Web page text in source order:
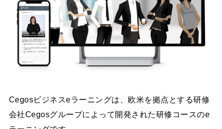
Cegosビジネスeラーニングは、欧米を拠点とする研修
会社Cegosグループによって開発された研修コースのe